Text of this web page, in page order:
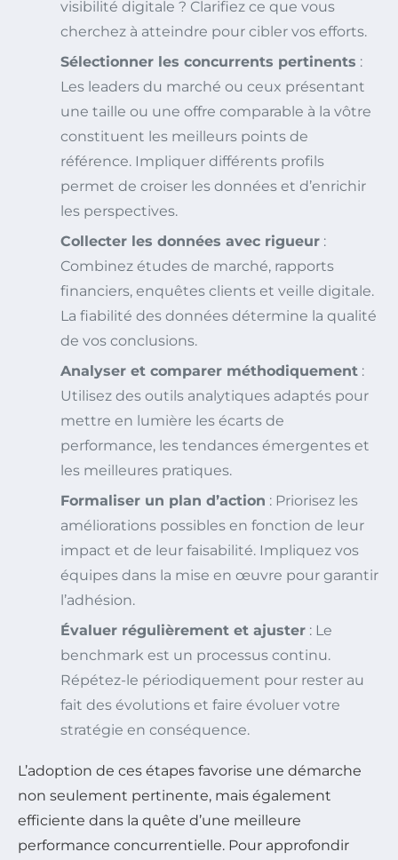
visibilité digitale ? Clarifiez ce que vous
cherchez à atteindre pour cibler vos efforts.
Sélectionner les concurrents pertinents :
Les leaders du marché ou ceux présentant
une taille ou une offre comparable à la vôtre
constituent les meilleurs points de
référence. Impliquer différents profils
permet de croiser les données et d’enrichir
les perspectives.
Collecter les données avec rigueur :
Combinez études de marché, rapports
financiers, enquêtes clients et veille digitale.
La fiabilité des données détermine la qualité
de vos conclusions.
Analyser et comparer méthodiquement :
Utilisez des outils analytiques adaptés pour
mettre en lumière les écarts de
performance, les tendances émergentes et
les meilleures pratiques.
Formaliser un plan d’action : Priorisez les
améliorations possibles en fonction de leur
impact et de leur faisabilité. Impliquez vos
équipes dans la mise en œuvre pour garantir
l’adhésion.
Évaluer régulièrement et ajuster : Le
benchmark est un processus continu.
Répétez-le périodiquement pour rester au
fait des évolutions et faire évoluer votre
stratégie en conséquence.
L’adoption de ces étapes favorise une démarche
non seulement pertinente, mais également
efficiente dans la quête d’une meilleure
performance concurrentielle. Pour approfondir